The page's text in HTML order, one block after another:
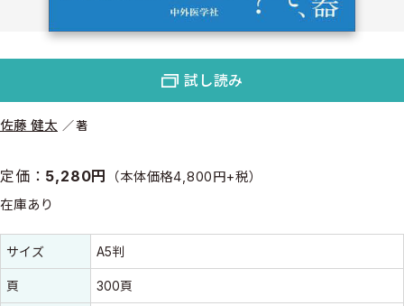
佐藤 健太 著
定価： 5,280円 （本体価格4,800円+税）
在庫あり
書誌情報
書誌情報
サイズ A5判
頁 300頁
試し読み